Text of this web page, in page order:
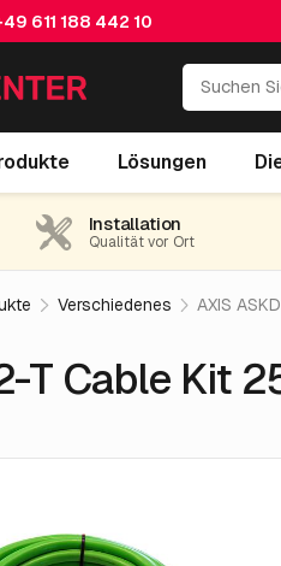
611 188 442 10
Lösungen
Kit 25m
Installation
Qualität vor Ort
Verschiedenes AXIS
T Cable Kit